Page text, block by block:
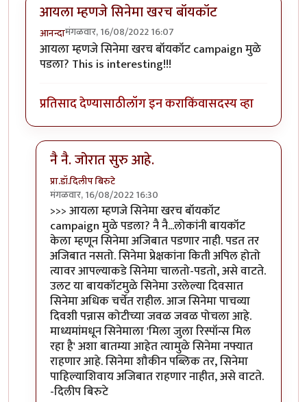
आयला म्हणजे सिनेमा खरच बॉयकॉट
आनन्दामंगळवार, 16/08/2022 16:07
आयला म्हणजे सिनेमा खरच बॉयकॉट campaign मुळे
पडला? This is interesting!!!
प्रतिसाद देण्यासाठीलॉग इन कराकिंवासदस्य व्हा
नै नै. जोरात सुरु आहे.
प्रा.डॉ.दिलीप बिरुटे
मंगळवार, 16/08/2022 16:30
In reply toआयला म्हणजे सिनेमा खरच बॉयकॉट
>>> आयला म्हणजे सिनेमा खरच बॉयकॉट
campaign मुळे पडला? नै नै...लोकांनी बायकॉट
केला म्हणून सिनेमा अजिबात पडणार नाही. पडत तर
अजिबात नसतो. सिनेमा प्रेक्षकांना किती अपिल होतो
त्यावर आपल्याकडे सिनेमा चालतो-पडतो, असे वाटते.
उलट या बायकॉटमुळे सिनेमा उरलेल्या दिवसात
सिनेमा अधिक चर्चेत राहील. आज सिनेमा पाचव्या
दिवशी पन्नास कोटीच्या जवळ जवळ पोचला आहे.
माध्यमांमधून सिनेमाला 'मिला जुला रिस्पॉन्स मिल
रहा है' अशा बातम्या आहेत त्यामुळे सिनेमा नफ्यात
राहणार आहे. सिनेमा शौकीन पब्लिक तर, सिनेमा
पाहिल्याशिवाय अजिबात राहणार नाहीत, असे वाटते.
-दिलीप बिरुटे